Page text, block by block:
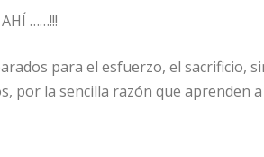
……!!!
para el esfuerzo, el sacrificio,
por la sencilla razón que aprenden